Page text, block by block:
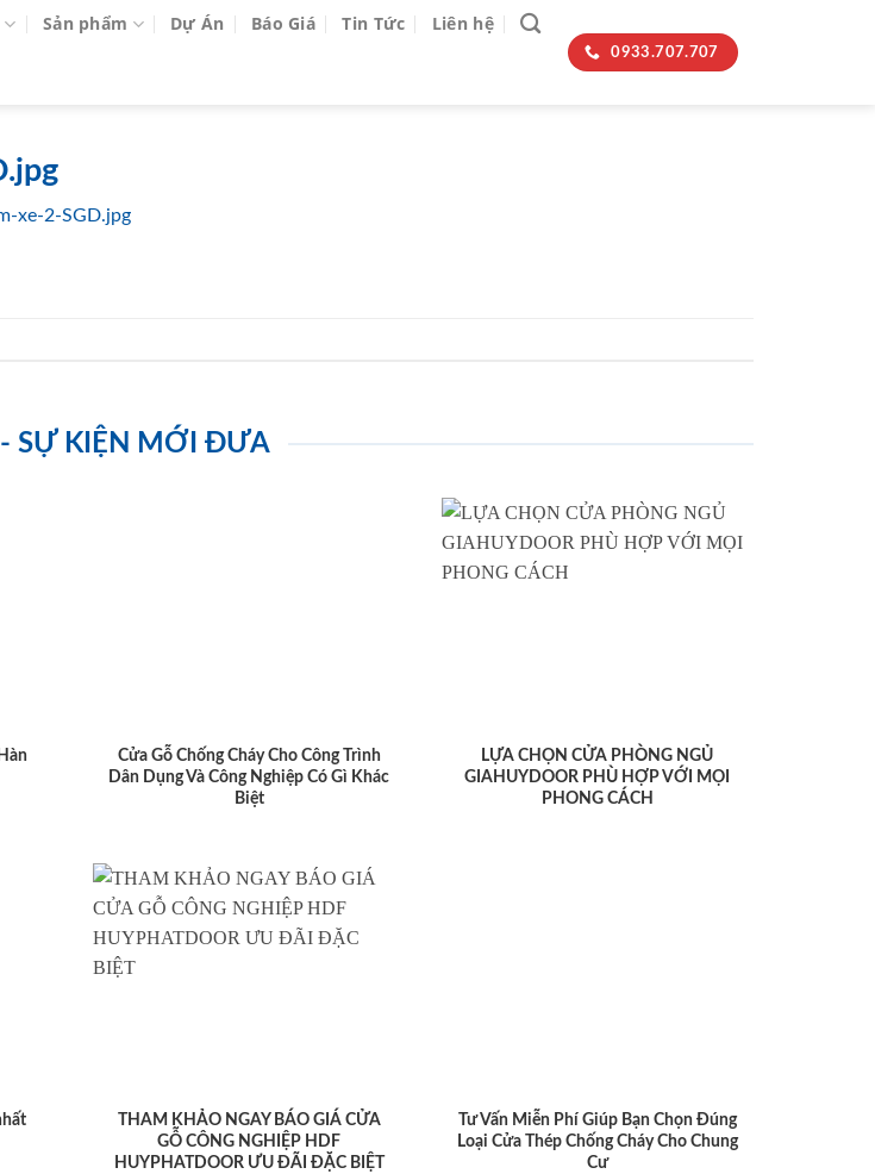
Sản phẩm Dự Án Báo Giá Tin Tức Liên hệ
0933.707.707
xe-2-SGD.jpg
SỰ KIỆN MỚI ĐƯA
Cửa Gỗ Chống Cháy Cho Công Trình
Dân Dụng Và Công Nghiệp Có Gì Khác
Biệt
LỰA CHỌN CỬA PHÒNG NGỦ
GIAHUYDOOR PHÙ HỢP VỚI MỌI
PHONG CÁCH
THAM KHẢO NGAY BÁO GIÁ CỬA
GỖ CÔNG NGHIỆP HDF
HUYPHATDOOR ƯU ĐÃI ĐẶC BIỆT
Tư Vấn Miễn Phí Giúp Bạn Chọn Đúng
Loại Cửa Thép Chống Cháy Cho Chung
Cư